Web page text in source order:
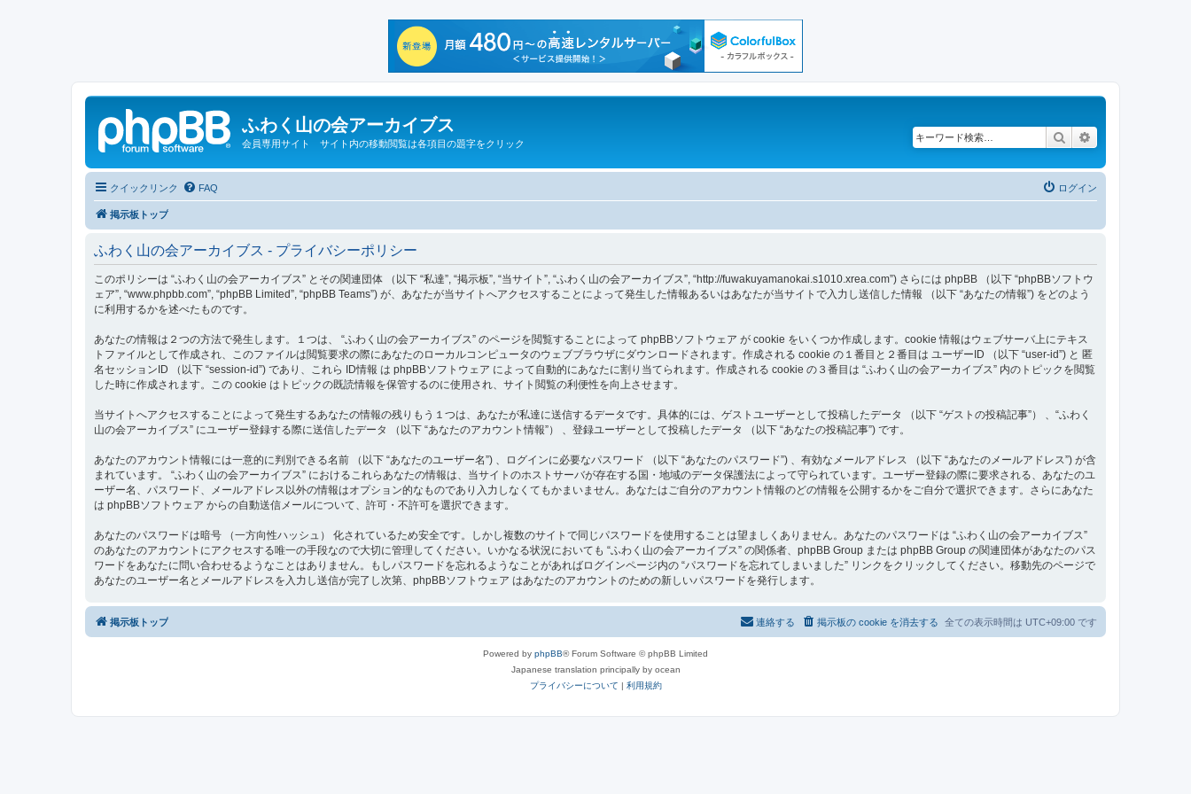
ふわく山の会アーカイブス
会員専用サイト サイト内の移動閲覧は各項目の題字をクリック 検索
クイックリンク FAQ ログイン
掲示板トップ
ふわく山の会アーカイブス - プライバシーポリシー
このポリシーは “ふわく山の会アーカイブス” とその関連団体 （以下 “私達”, “掲示板”, “当サイト”, “ふわく山の会アーカイブス”, “http://fuwakuyamanokai.s1010.xrea.com”) さらには phpBB （以下 “phpBBソフトウ
ェア”, “www.phpbb.com”, “phpBB Limited”, “phpBB Teams”) が、あなたが当サイトへアクセスすることによって発生した情報あるいはあなたが当サイトで入力し送信した情報 （以下 “あなたの情報”) をどのよう
に利用するかを述べたものです。
あなたの情報は２つの方法で発生します。１つは、 “ふわく山の会アーカイブス” のページを閲覧することによって phpBBソフトウェア が cookie をいくつか作成します。cookie 情報はウェブサーバ上にテキス
トファイルとして作成され、このファイルは閲覧要求の際にあなたのローカルコンピュータのウェブブラウザにダウンロードされます。作成される cookie の１番目と２番目は ユーザーID （以下 “user-id”) と 匿
名セッションID （以下 “session-id”) であり、これら ID情報 は phpBBソフトウェア によって自動的にあなたに割り当てられます。作成される cookie の３番目は “ふわく山の会アーカイブス” 内のトピックを閲覧
した時に作成されます。この cookie はトピックの既読情報を保管するのに使用され、サイト閲覧の利便性を向上させます。
当サイトへアクセスすることによって発生するあなたの情報の残りもう１つは、あなたが私達に送信するデータです。具体的には、ゲストユーザーとして投稿したデータ （以下 “ゲストの投稿記事”） 、“ふわく
山の会アーカイブス” にユーザー登録する際に送信したデータ （以下 “あなたのアカウント情報”） 、登録ユーザーとして投稿したデータ （以下 “あなたの投稿記事”) です。
あなたのアカウント情報には一意的に判別できる名前 （以下 “あなたのユーザー名”) 、ログインに必要なパスワード （以下 “あなたのパスワード”) 、有効なメールアドレス （以下 “あなたのメールアドレス”) が含
まれています。 “ふわく山の会アーカイブス” におけるこれらあなたの情報は、当サイトのホストサーバが存在する国・地域のデータ保護法によって守られています。ユーザー登録の際に要求される、あなたのユ
ーザー名、パスワード、メールアドレス以外の情報はオプション的なものであり入力しなくてもかまいません。あなたはご自分のアカウント情報のどの情報を公開するかをご自分で選択できます。さらにあなた
は phpBBソフトウェア からの自動送信メールについて、許可・不許可を選択できます。
あなたのパスワードは暗号 （一方向性ハッシュ） 化されているため安全です。しかし複数のサイトで同じパスワードを使用することは望ましくありません。あなたのパスワードは “ふわく山の会アーカイブス”
のあなたのアカウントにアクセスする唯一の手段なので大切に管理してください。いかなる状況においても “ふわく山の会アーカイブス” の関係者、phpBB Group または phpBB Group の関連団体があなたのパス
ワードをあなたに問い合わせるようなことはありません。もしパスワードを忘れるようなことがあればログインページ内の “パスワードを忘れてしまいました” リンクをクリックしてください。移動先のページで
あなたのユーザー名とメールアドレスを入力し送信が完了し次第、phpBBソフトウェア はあなたのアカウントのための新しいパスワードを発行します。
掲示板トップ 全ての表示時間は UTC+09:00 です
掲示板の cookie を消去する
連絡する
Powered by phpBB® Forum Software © phpBB Limited
Japanese translation principally by ocean
プライバシーについて | 利用規約